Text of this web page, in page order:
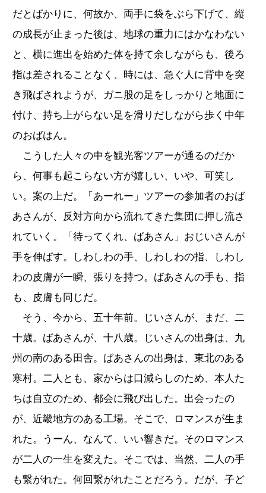
だとばかりに、何故か、両手に袋をぶら下げて、縦
の成長が止まった後は、地球の重力にはかなわない
と、横に進出を始めた体を持て余しながらも、後ろ
指は差されることなく、時には、急ぐ人に背中を突
き飛ばされようが、ガニ股の足をしっかりと地面に
付け、持ち上がらない足を滑りだしながら歩く中年
のおばはん。
こうした人々の中を観光客ツアーが通るのだか
ら、何事も起こらない方が嬉しい、いや、可笑し
い。案の上だ。「あーれー」ツアーの参加者のおば
あさんが、反対方向から流れてきた集団に押し流さ
れていく。「待ってくれ、ばあさん」おじいさんが
手を伸ばす。しわしわの手、しわしわの指、しわし
わの皮膚が一瞬、張りを持つ。ばあさんの手も、指
も、皮膚も同じだ。
そう、今から、五十年前。じいさんが、まだ、二
十歳。ばあさんが、十八歳。じいさんの出身は、九
州の南のある田舎。ばあさんの出身は、東北のある
寒村。二人とも、家からは口減らしのため、本人た
ちは自立のため、都会に飛び出した。出会ったの
が、近畿地方のある工場。そこで、ロマンスが生ま
れた。うーん、なんて、いい響きだ。そのロマンス
が二人の一生を変えた。そこでは、当然、二人の手
も繋がれた。何回繋がれたことだろう。だが、子ど